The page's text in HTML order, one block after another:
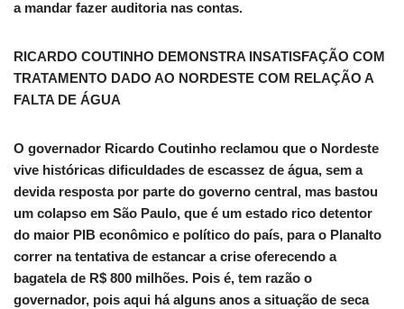
a mandar fazer auditoria nas contas.
RICARDO COUTINHO DEMONSTRA INSATISFAÇÃO COM
TRATAMENTO DADO AO NORDESTE COM RELAÇÃO A
FALTA DE ÁGUA
O governador Ricardo Coutinho reclamou que o Nordeste
vive históricas dificuldades de escassez de água, sem a
devida resposta por parte do governo central, mas bastou
um colapso em São Paulo, que é um estado rico detentor
do maior PIB econômico e político do país, para o Planalto
correr na tentativa de estancar a crise oferecendo a
bagatela de R$ 800 milhões. Pois é, tem razão o
governador, pois aqui há alguns anos a situação de seca